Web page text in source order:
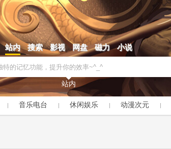
站内 搜索 影视 网盘 磁力 小说
站内
音乐电台 休闲娱乐 动漫次元